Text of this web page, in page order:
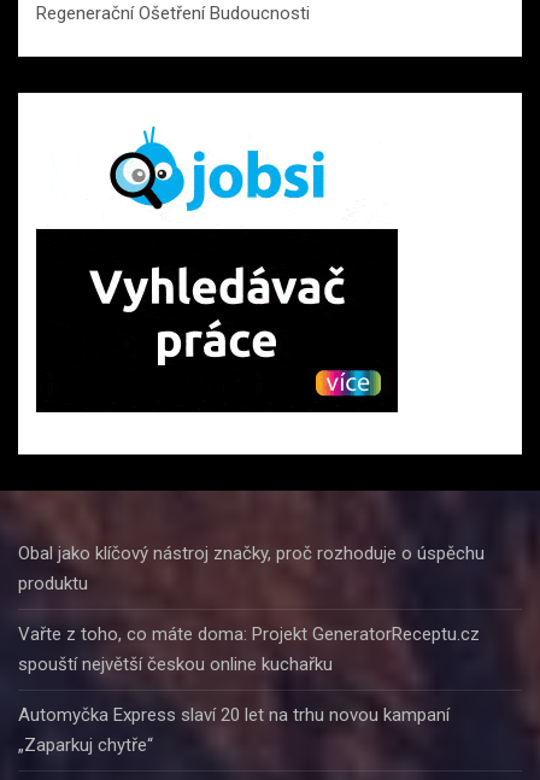
Regenerační Ošetření Budoucnosti
Obal jako klíčový nástroj značky, proč rozhoduje o úspěchu
produktu
Vařte z toho, co máte doma: Projekt GeneratorReceptu.cz
spouští největší českou online kuchařku
Automyčka Express slaví 20 let na trhu novou kampaní
„Zaparkuj chytře“